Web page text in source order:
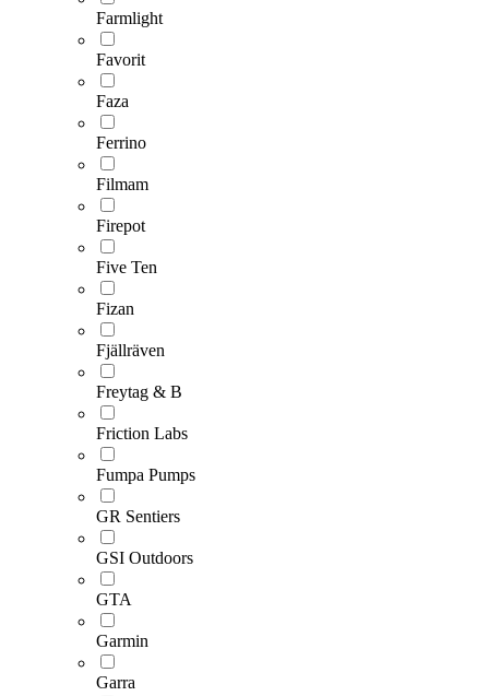
Farmlight
Favorit
Faza
Ferrino
Filmam
Firepot
Five Ten
Fizan
Fjällräven
Freytag & B
Friction Labs
Fumpa Pumps
GR Sentiers
GSI Outdoors
GTA
Garmin
Garra